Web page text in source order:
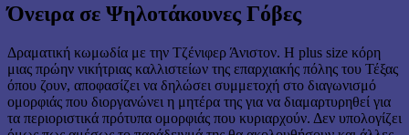
Όνειρα σε Ψηλοτάκουνες Γόβες
Δραματική κωμωδία με την Τζένιφερ Άνιστον. Η plus size κόρη
μιας πρώην νικήτριας καλλιστείων της επαρχιακής πόλης του Τέξας
όπου ζουν, αποφασίζει να δηλώσει συμμετοχή στο διαγωνισμό
ομορφιάς που διοργανώνει η μητέρα της για να διαμαρτυρηθεί για
τα περιοριστικά πρότυπα ομορφιάς που κυριαρχούν. Δεν υπολογίζει